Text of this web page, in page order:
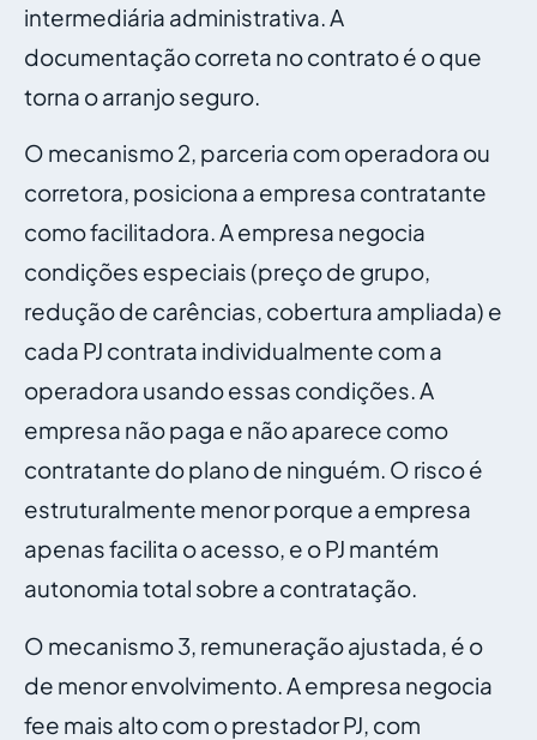
intermediária administrativa. A
documentação correta no contrato é o que
torna o arranjo seguro.
O mecanismo 2, parceria com operadora ou
corretora, posiciona a empresa contratante
como facilitadora. A empresa negocia
condições especiais (preço de grupo,
redução de carências, cobertura ampliada) e
cada PJ contrata individualmente com a
operadora usando essas condições. A
empresa não paga e não aparece como
contratante do plano de ninguém. O risco é
estruturalmente menor porque a empresa
apenas facilita o acesso, e o PJ mantém
autonomia total sobre a contratação.
O mecanismo 3, remuneração ajustada, é o
de menor envolvimento. A empresa negocia
fee mais alto com o prestador PJ, com